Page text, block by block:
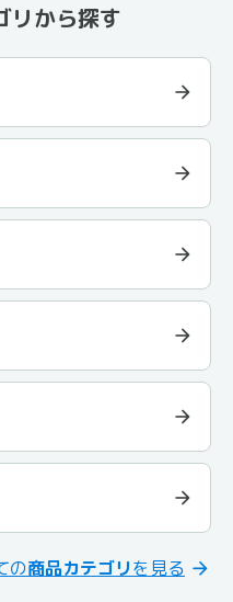
リから探す
の商品カテゴリを見る